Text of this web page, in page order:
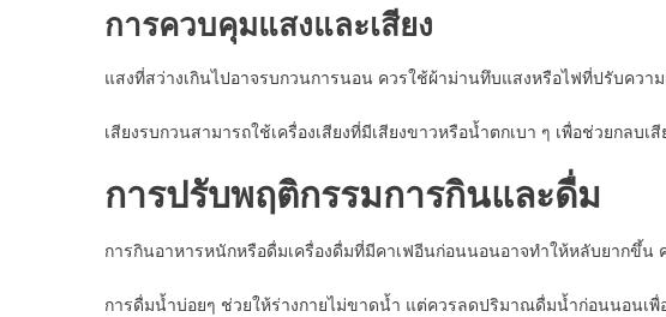
การควบคุมแสงและเสียง
แสงที่สว่างเกินไปอาจรบกวนการนอน ควรใช้ผ้าม่านทึบแสงหรือไฟที่ปรับควา
เสียงรบกวนสามารถใช้เครื่องเสียงที่มีเสียงขาวหรือน้ำตกเบา ๆ เพื่อช่วยกลบเ
การปรับพฤติกรรมการกินและดื่ม
การกินอาหารหนักหรือดื่มเครื่องดื่มที่มีคาเฟอีนก่อนนอนอาจทำให้หลับยากขึ้น
การดื่มน้ำบ่อยๆ ช่วยให้ร่างกายไม่ขาดน้ำ แต่ควรลดปริมาณดื่มน้ำก่อนนอนเพื่